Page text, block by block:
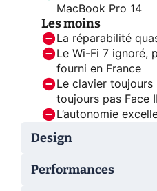
MacBook Pro 14
Les moins
La réparabilité
Le Wi-Fi 7 ignoré,
fourni en France
Le clavier
toujours pas Face
L’autonomie
Design
Performances